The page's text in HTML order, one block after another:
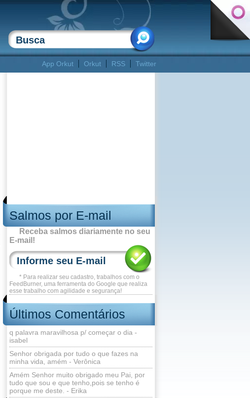
App Orkut Orkut RSS Twitter
Salmos por E-mail
Receba salmos diariamente no seu
E-mail!
* Para realizar seu cadastro, trabalhos com o
FeedBurner, uma ferramenta do Google que realiza
esse trabalho com agilidade e segurança!
Últimos Comentários
q palavra maravilhosa p/ começar o dia -
isabel
Senhor obrigada por tudo o que fazes na
minha vida, amém - Verônica
Amém Senhor muito obrigado meu Pai, por
tudo que sou e que tenho,pois se tenho é
porque me deste. - Erika